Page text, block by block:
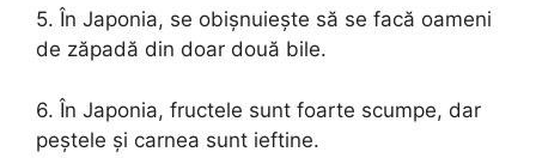
5. În Japonia, se obișnuiește să se facă oameni
de zăpadă din doar două bile.
6. În Japonia, fructele sunt foarte scumpe, dar
peștele și carnea sunt ieftine.